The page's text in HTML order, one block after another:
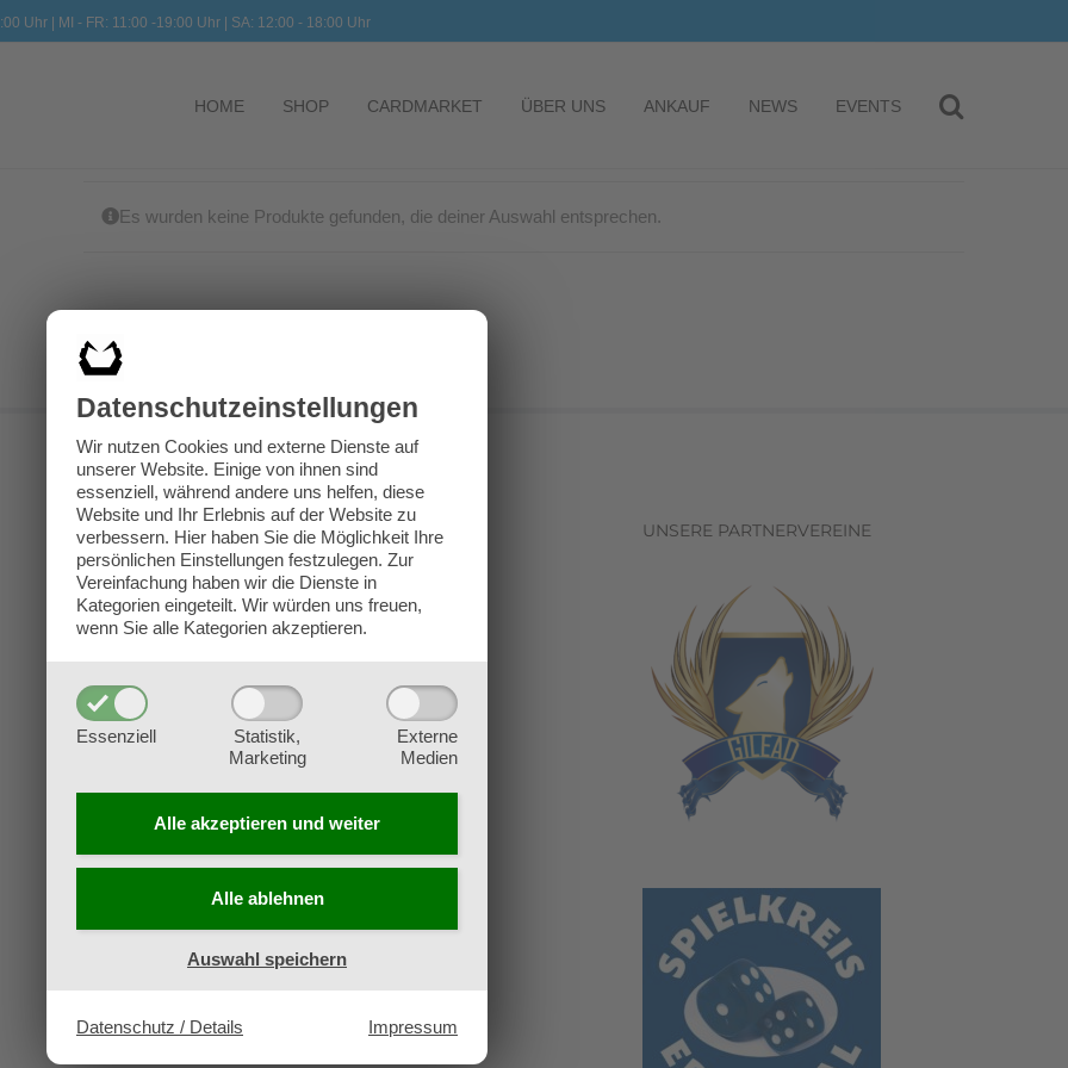
Datenschutz­einstellungen
Wir nutzen Cookies und externe Dienste auf
unserer Website. Einige von ihnen sind
essenziell, während andere uns helfen, diese
Website und Ihr Erlebnis auf der Website zu
verbessern. Hier haben Sie die Möglichkeit Ihre
persönlichen Einstellungen festzulegen. Zur
Vereinfachung haben wir die Dienste in
Kategorien eingeteilt. Wir würden uns freuen,
wenn Sie alle Kategorien akzeptieren.
Essenziell
Statistik,
Marketing
Externe
Medien
Alle akzeptieren und weiter
Alle ablehnen
Auswahl speichern
Datenschutz / Details Impressum
Uhr | MI - FR: 11:00 -19:00 Uhr | SA: 12:00 - 18:00 Uhr
HOME SHOP CARDMARKET ÜBER UNS ANKAUF NEWS EVENTS
Es wurden keine Produkte gefunden, die deiner Auswahl entsprechen.
Kontakt
Impressum
Datenschutz
Widerruf
UNSERE PARTNERVEREINE